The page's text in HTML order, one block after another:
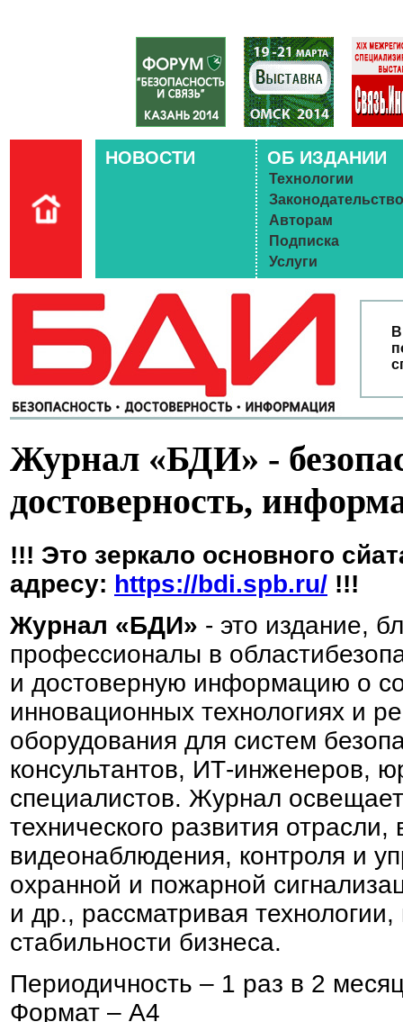
НОВОСТИ ОБ ИЗДАНИИ
Технологии
Законодательство
Авторам
Подписка
Услуги
Журнал «БДИ» -
достоверность,
!!! Это зеркало основного
адресу: https://bdi.spb.ru/ !!!
Журнал «БДИ» - это издание,
профессионалы в
и достоверную информацию о
инновационных технологиях и
оборудования для систем
консультантов, ИТ-инженеров,
специалистов. Журнал
технического развития
видеонаблюдения, контроля и
охранной и пожарной
и др., рассматривая
стабильности бизнеса.
Периодичность – 1 раз в 2
Формат – А4